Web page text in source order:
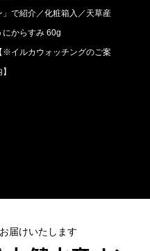
」で紹介／化粧箱入／天草産
にからすみ 60g
【※イルカウォッチングのご案
届けいたします